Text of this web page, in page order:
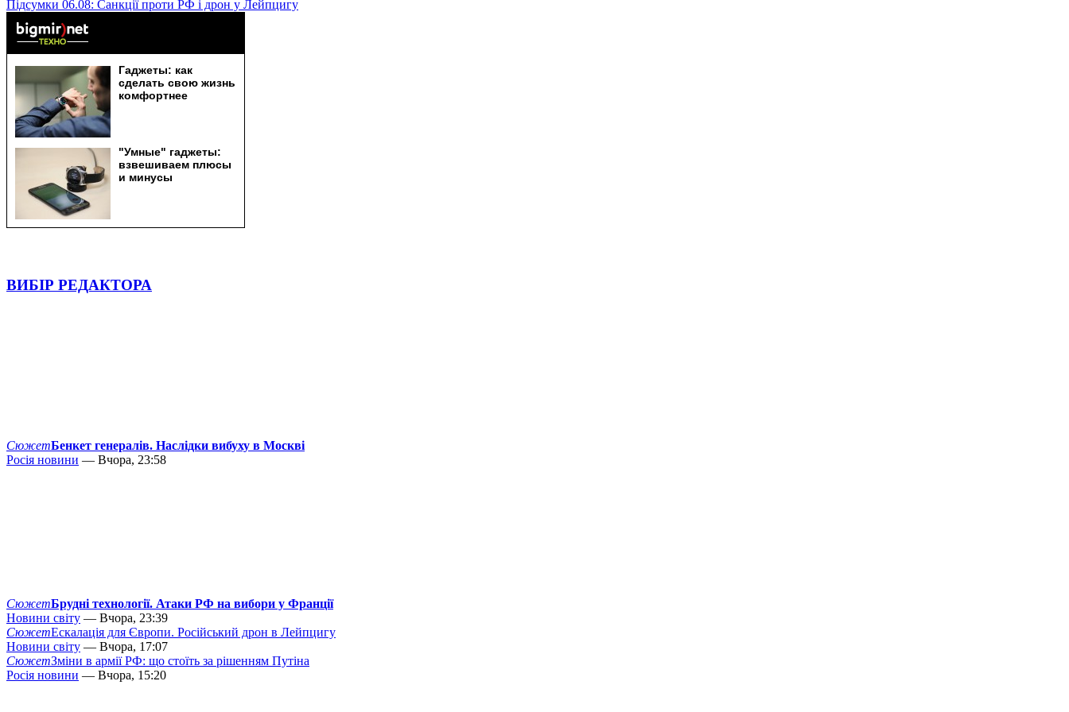
Підсумки 06.08: Санкції проти РФ і дрон у Лейпцигу
ВИБІР РЕДАКТОРА
СюжетБенкет генералів. Наслідки вибуху в Москві
Росія новини — Вчора, 23:58
СюжетБрудні технології. Атаки РФ на вибори у Франції
Новини світу — Вчора, 23:39
СюжетЕскалація для Європи. Російський дрон в Лейпцигу
Новини світу — Вчора, 17:07
СюжетЗміни в армії РФ: що стоїть за рішенням Путіна
Росія новини — Вчора, 15:20